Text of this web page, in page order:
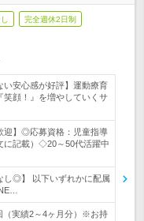
完全週休2日制
い安心感が好評】運動療育
顔！』を増やしていくサ
迎】◎応募資格：児童指導
に記載）◇20～50代活躍中
し◎】 以下いずれかに配属
（実績2～4ヶ月分）※お持